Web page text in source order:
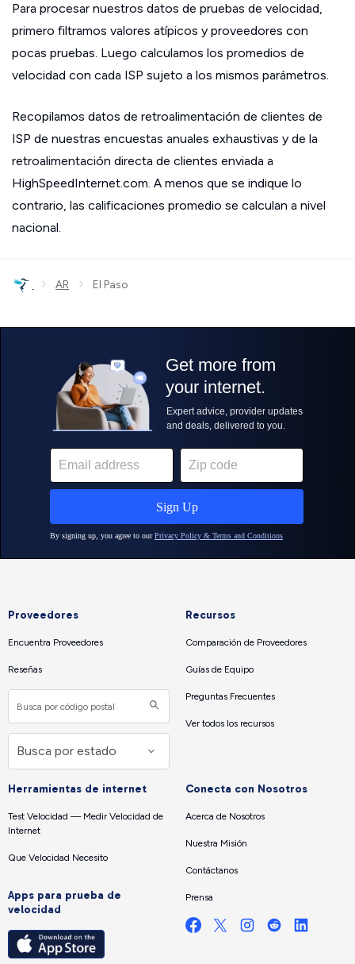
Para procesar nuestros datos de pruebas de velocidad,
primero filtramos valores atípicos y proveedores con
pocas pruebas. Luego calculamos los promedios de
velocidad con cada ISP sujeto a los mismos parámetros.
Recopilamos datos de retroalimentación de clientes de
ISP de nuestras encuestas anuales exhaustivas y de la
retroalimentación directa de clientes enviada a
HighSpeedInternet.com. A menos que se indique lo
contrario, las calificaciones promedio se calculan a nivel
nacional.
› AR › El Paso
Proveedores
Encuentra Proveedores
Reseñas
Recursos
Comparación de Proveedores
Guías de Equipo
Preguntas Frecuentes
Ver todos los recursos
Herramientas de internet
Test Velocidad — Medir Velocidad de
Internet
Que Velocidad Necesito
Apps para prueba de
velocidad
Conecta con Nosotros
Acerca de Nosotros
Nuestra Misión
Contáctanos
Prensa